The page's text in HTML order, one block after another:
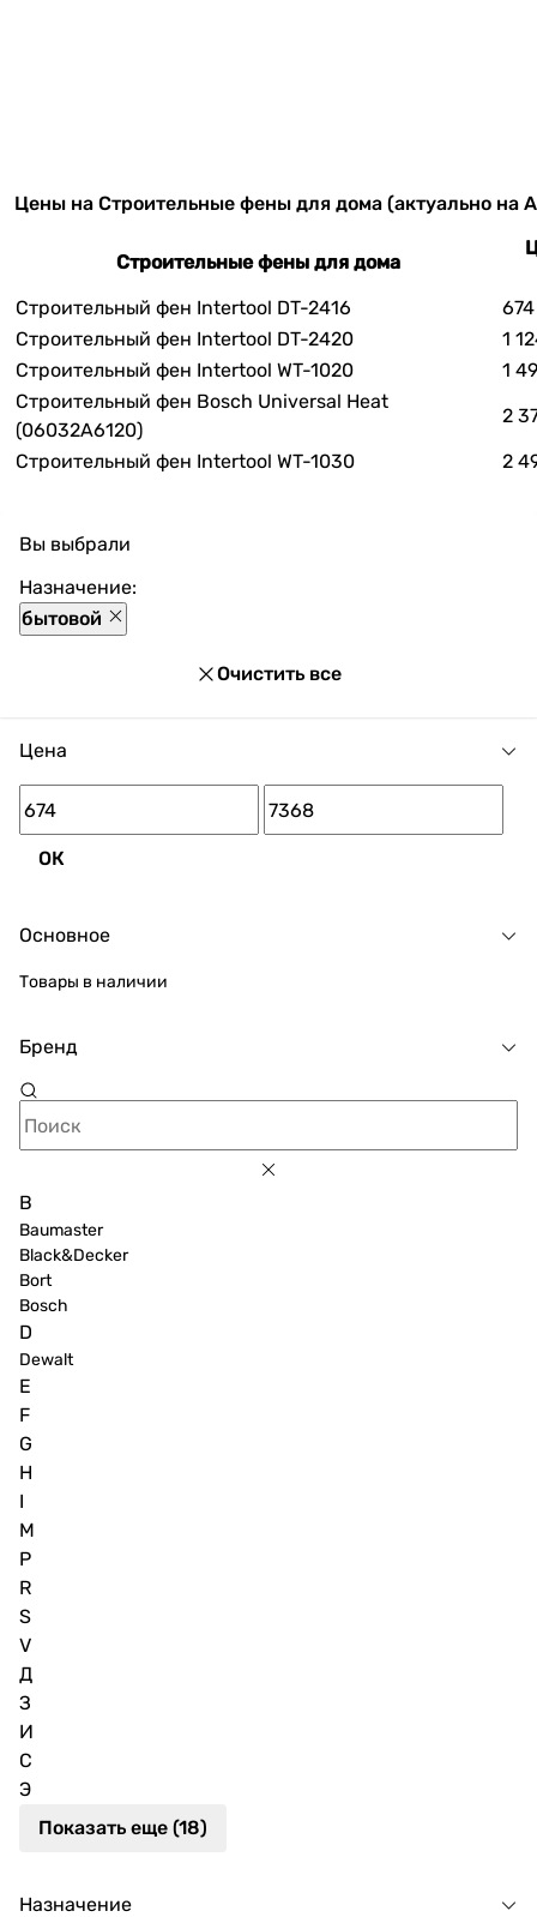
Цены на Строительные фены для дома (актуально на
Строительные фены для дома
Строительный фен Intertool DT-2416
Строительный фен Intertool DT-2420
1
Строительный фен Intertool WT-1020
1
Строительный фен Bosch Universal Heat
(06032A6120)
2
Строительный фен Intertool WT-1030
2
Вы выбрали
Назначение:
бытовой
Очистить все
Цена
ОК
Основное
Товары в наличии
Бренд
B
Baumaster
Black&Decker
Bort
Bosch
D
Dewalt
E
F
G
H
I
M
P
R
S
V
Д
З
И
С
Э
Показать еще (18)
Назначение